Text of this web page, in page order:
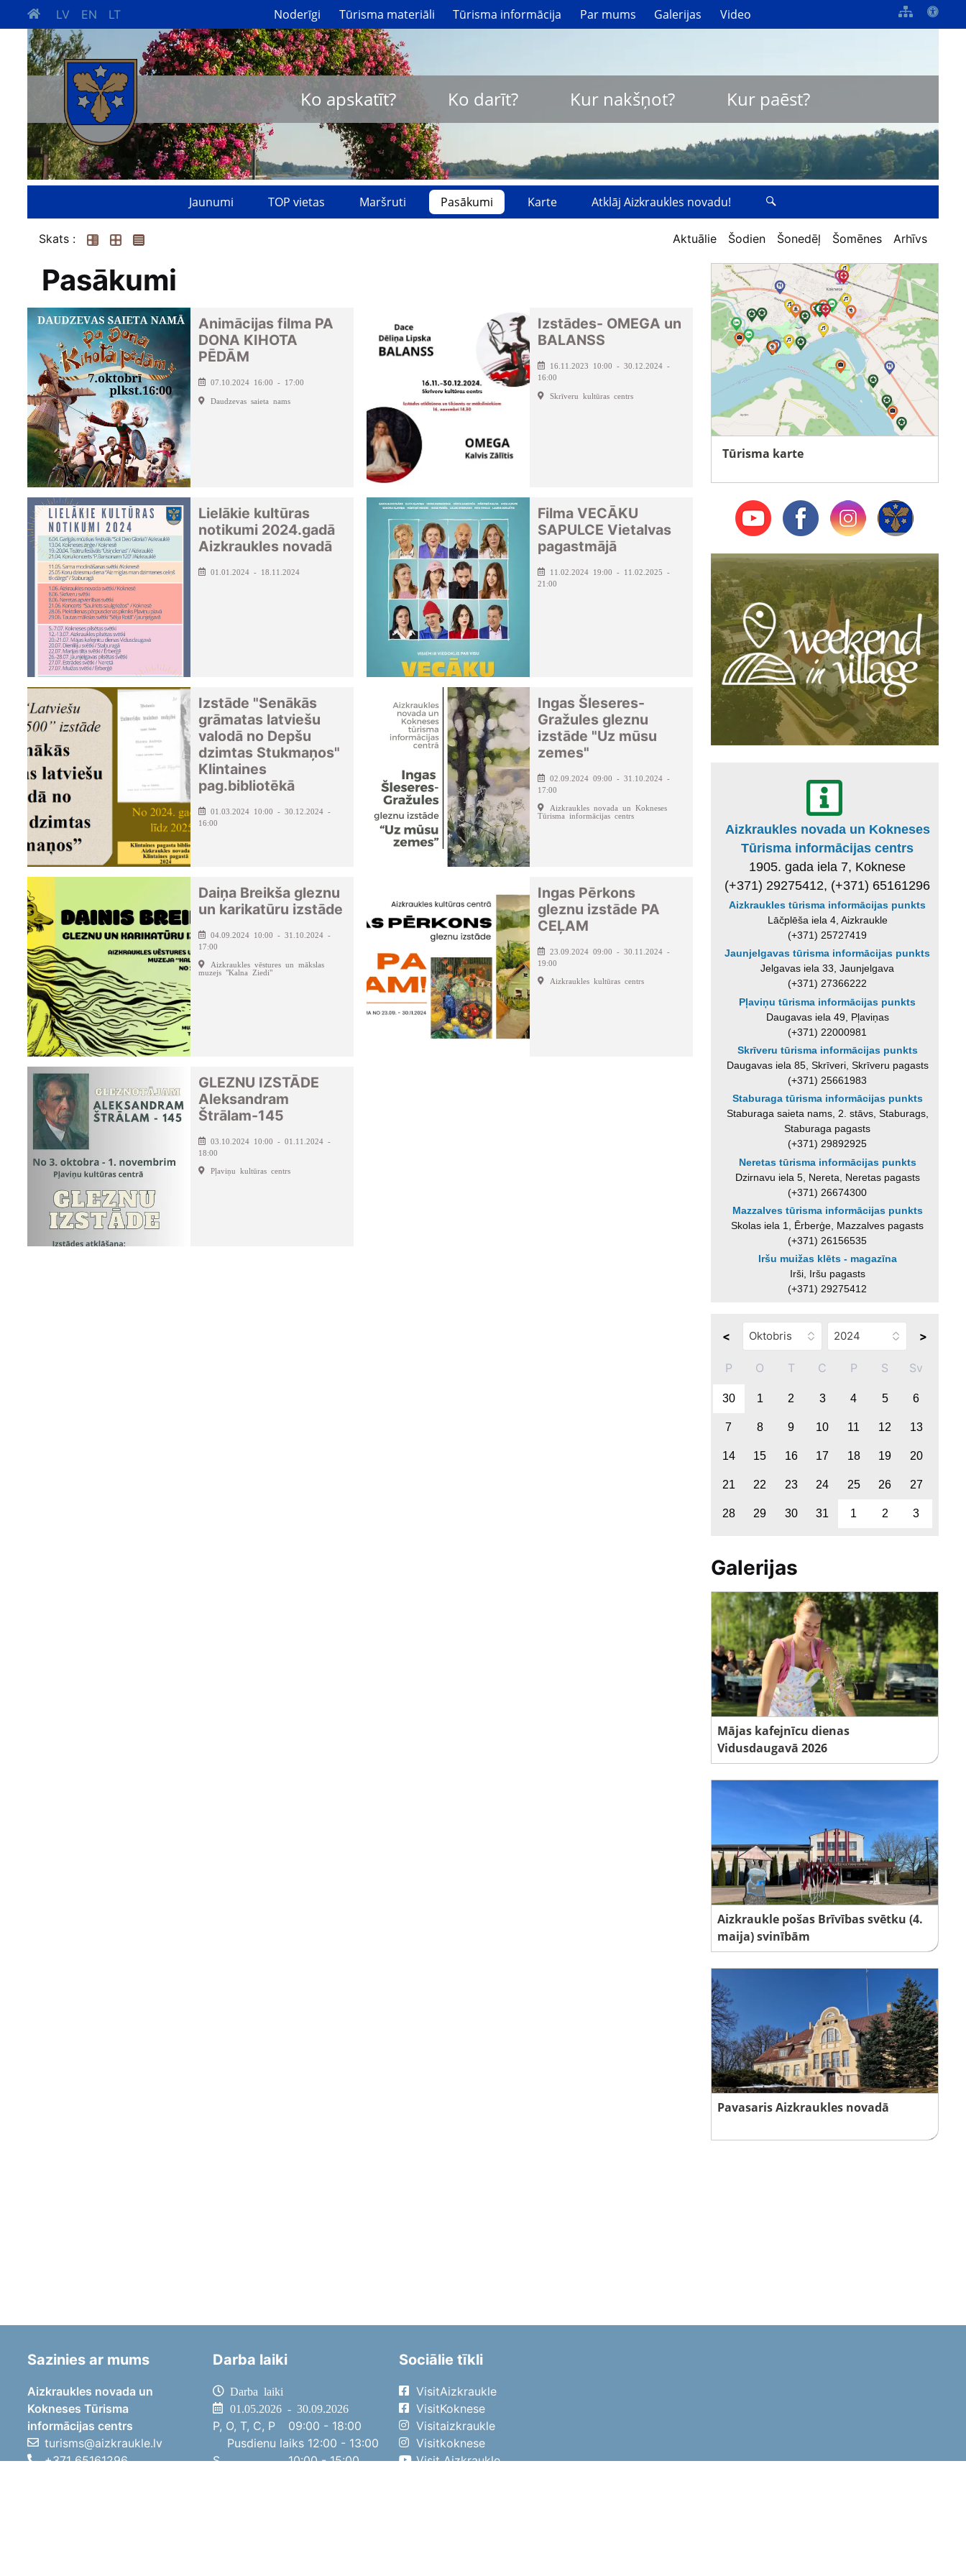
LV EN LT Noderīgi Tūrisma materiāli Tūrisma informācija Par mums Galerijas Video
Ko apskatīt? Ko darīt? Kur nakšņot? Kur paēst?
Jaunumi TOP vietas Maršruti Pasākumi Karte Atklāj Aizkraukles novadu!
Skats : Aktuālie Šodien Šonedēļ Šomēnes Arhīvs
Pasākumi
Animācijas filma PA
DONA KIHOTA
PĒDĀM
07.10.2024 16:00 - 17:00
Daudzevas saieta nams
Izstādes- OMEGA un
BALANSS
16.11.2023 10:00 - 30.12.2024 -
16:00
Skrīveru kultūras centrs
Lielākie kultūras
notikumi 2024.gadā
Aizkraukles novadā
01.01.2024 - 18.11.2024
Filma VECĀKU
SAPULCE Vietalvas
pagastmājā
11.02.2024 19:00 - 11.02.2025 -
21:00
Izstāde "Senākās
grāmatas latviešu
valodā no Depšu
dzimtas Stukmaņos"
Klintaines
pag.bibliotēkā
01.03.2024 10:00 - 30.12.2024 -
16:00
Ingas Šleseres-
Gražules gleznu
izstāde "Uz mūsu
zemes"
02.09.2024 09:00 - 31.10.2024 -
17:00
Aizkraukles novada un Kokneses
Tūrisma informācijas centrs
Daiņa Breikša gleznu
un karikatūru izstāde
04.09.2024 10:00 - 31.10.2024 -
17:00
Aizkraukles vēstures un mākslas
muzejs "Kalna Ziedi"
Ingas Pērkons
gleznu izstāde PA
CEĻAM
23.09.2024 09:00 - 30.11.2024 -
19:00
Aizkraukles kultūras centrs
GLEZNU IZSTĀDE
Aleksandram
Štrālam-145
03.10.2024 10:00 - 01.11.2024 -
18:00
Pļaviņu kultūras centrs
Tūrisma karte
Aizkraukles novada un Kokneses
Tūrisma informācijas centrs
1905. gada iela 7, Koknese
(+371) 29275412, (+371) 65161296
Aizkraukles tūrisma informācijas punkts
Lāčplēša iela 4, Aizkraukle
(+371) 25727419
Jaunjelgavas tūrisma informācijas punkts
Jelgavas iela 33, Jaunjelgava
(+371) 27366222
Pļaviņu tūrisma informācijas punkts
Daugavas iela 49, Pļaviņas
(+371) 22000981
Skrīveru tūrisma informācijas punkts
Daugavas iela 85, Skrīveri, Skrīveru pagasts
(+371) 25661983
Staburaga tūrisma informācijas punkts
Staburaga saieta nams, 2. stāvs, Staburags,
Staburaga pagasts
(+371) 29892925
Neretas tūrisma informācijas punkts
Dzirnavu iela 5, Nereta, Neretas pagasts
(+371) 26674300
Mazzalves tūrisma informācijas punkts
Skolas iela 1, Ērberģe, Mazzalves pagasts
(+371) 26156535
Iršu muižas klēts - magazīna
Irši, Iršu pagasts
(+371) 29275412
< >
P O T C P S Sv
30 1 2 3 4 5 6
7 8 9 10 11 12 13
14 15 16 17 18 19 20
21 22 23 24 25 26 27
28 29 30 31 1 2 3
Galerijas
Mājas kafejnīcu dienas
Vidusdaugavā 2026
Aizkraukle pošas Brīvības svētku (4.
maija) svinībām
Pavasaris Aizkraukles novadā
Sazinies ar mums
Aizkraukles novada un
Kokneses Tūrisma
informācijas centrs
turisms@aizkraukle.lv
+371 65161296
Darba laiki
Darba laiki
01.05.2026 - 30.09.2026
P, O, T, C, P
09:00 - 18:00
Pusdienu laiks 12:00 - 13:00
S
10:00 - 15:00
Sociālie tīkli
VisitAizkraukle
VisitKoknese
Visitaizkraukle
Visitkoknese
Visit Aizkraukle